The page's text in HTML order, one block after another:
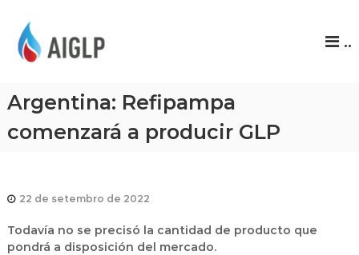
P
..
Argentina: Refipampa
comenzará a producir GLP
22 de setembro de 2022
Todavía no se precisó la cantidad de producto que
pondrá a disposición del mercado.